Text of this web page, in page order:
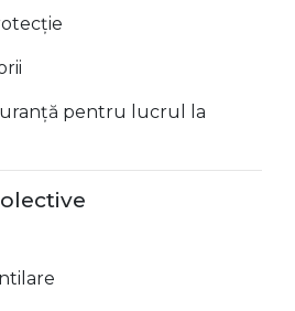
pentru lucrul la